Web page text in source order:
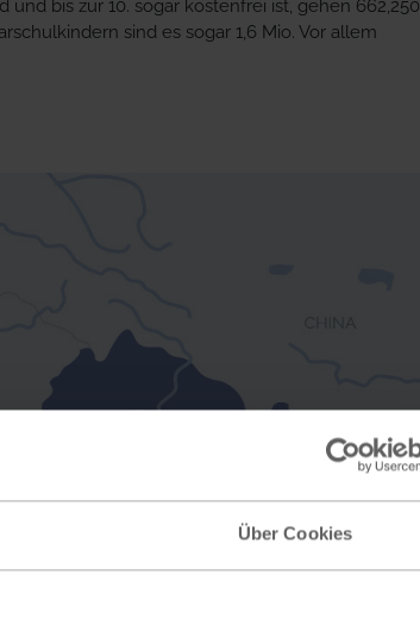
Über Cookies
bis zur 10. sogar kostenfrei ist, gehen 662,250
sind es sogar 1,6 Mio. Vor allem